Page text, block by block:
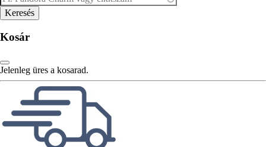
Kosár
Jelenleg üres a kosarad.